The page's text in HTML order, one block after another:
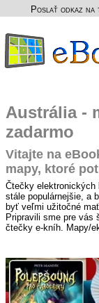
Poslať odkaz
Austrália -
zadarmo
Vitajte na
mapy, ktoré
Čtečky
stále populárnejšie, a
byť veľmi užitočné
Pripravili sme pre vás
čtečky e-kníh. Mapy/